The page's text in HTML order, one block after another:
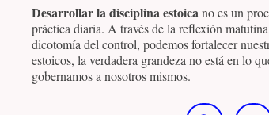
Desarrollar la disciplina estoicano es un
práctica diaria. A través de la reflexión
dicotomía del control, podemos fortalecer
estoicos, la verdadera grandeza no está en lo
gobernamos a nosotros mismos.